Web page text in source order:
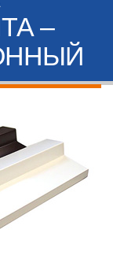
–